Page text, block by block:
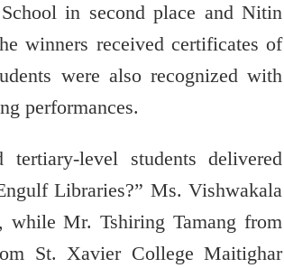
in second place and Nitin
winners received certificates of
were also recognized with
performances.
level students delivered
Libraries?” Ms. Vishwakala
while Mr. Tshiring Tamang from
St. Xavier College Maitighar